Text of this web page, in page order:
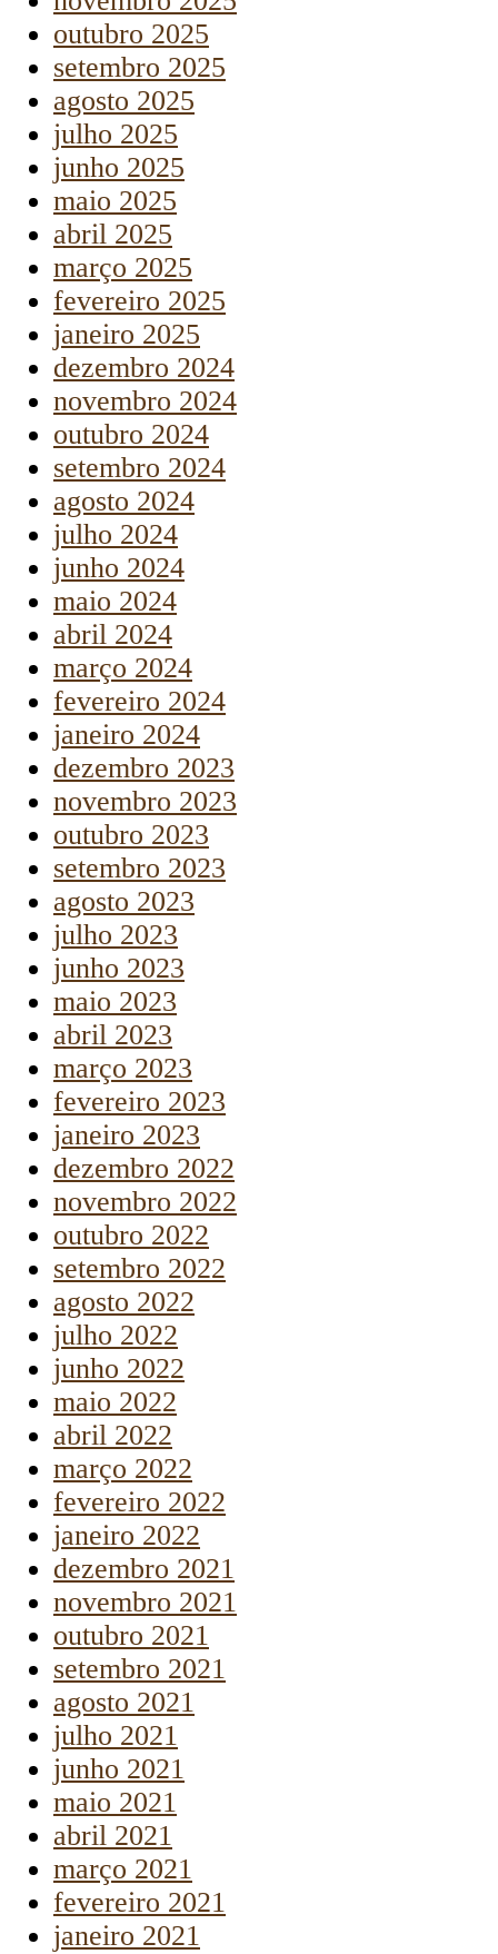
outubro 2025
setembro 2025
agosto 2025
julho 2025
junho 2025
maio 2025
abril 2025
março 2025
fevereiro 2025
janeiro 2025
dezembro 2024
novembro 2024
outubro 2024
setembro 2024
agosto 2024
julho 2024
junho 2024
maio 2024
abril 2024
março 2024
fevereiro 2024
janeiro 2024
dezembro 2023
novembro 2023
outubro 2023
setembro 2023
agosto 2023
julho 2023
junho 2023
maio 2023
abril 2023
março 2023
fevereiro 2023
janeiro 2023
dezembro 2022
novembro 2022
outubro 2022
setembro 2022
agosto 2022
julho 2022
junho 2022
maio 2022
abril 2022
março 2022
fevereiro 2022
janeiro 2022
dezembro 2021
novembro 2021
outubro 2021
setembro 2021
agosto 2021
julho 2021
junho 2021
maio 2021
abril 2021
março 2021
fevereiro 2021
janeiro 2021